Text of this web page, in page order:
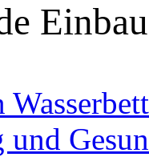
Einbau
Wasserbett